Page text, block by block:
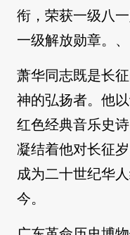
衔，荣获一级八
一级解放勋章。、
萧华同志既是长
神的弘扬者。他
红色经典音乐史
凝结着他对长征
成为二十世纪华
今。